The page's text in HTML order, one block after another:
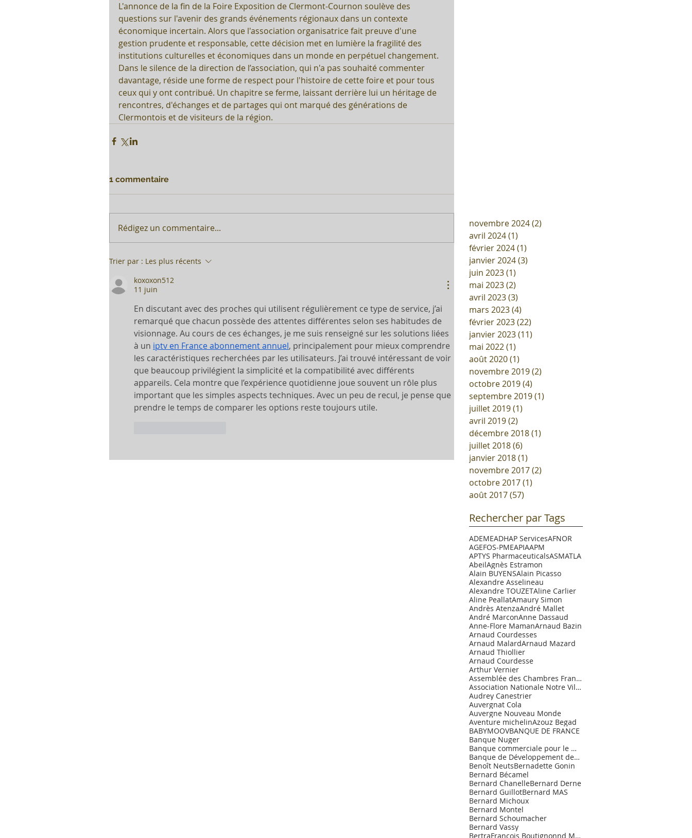
L'annonce de la fin de la Foire Exposition de Clermont-Cournon soulève des
questions sur l'avenir des grands événements régionaux dans un contexte
économique incertain. Alors que l'association organisatrice fait preuve d'une
gestion prudente et responsable, cette décision met en lumière la fragilité des
institutions culturelles et économiques dans un monde en perpétuel changement.
Dans le silence de la direction de l’association, qui n'a pas souhaité commenter
davantage, réside une forme de respect pour l'histoire de cette foire et pour tous
ceux qui y ont contribué. Un chapitre se ferme, laissant derrière lui un héritage de
rencontres, d'échanges et de partages qui ont marqué des générations de
Clermontois et de visiteurs de la région.
1 commentaire
Rédigez un commentaire...
Trier par : Les plus récents
koxoxon512
11 juin
En discutant avec des proches qui utilisent régulièrement ce type de service, j’ai
remarqué que chacun possède des attentes différentes selon ses habitudes de
visionnage. Au cours de ces échanges, je me suis renseigné sur les solutions liées
à un iptv en France abonnement annuel, principalement pour mieux comprendre
les caractéristiques recherchées par les utilisateurs. J’ai trouvé intéressant de voir
que beaucoup privilégient la simplicité et la compatibilité avec différents
appareils. Cela montre que l’expérience quotidienne joue souvent un rôle plus
important que les simples aspects techniques. Avec un peu de recul, je pense que
prendre le temps de comparer les options reste toujours utile.
novembre 2024(2)
avril 2024(1)
février 2024(1)
janvier 2024(3)
juin 2023(1)
mai 2023(2)
avril 2023(3)
mars 2023(4)
février 2023(22)
janvier 2023(11)
mai 2022(1)
août 2020(1)
novembre 2019(2)
octobre 2019(4)
septembre 2019(1)
juillet 2019(1)
avril 2019(2)
décembre 2018(1)
juillet 2018(6)
janvier 2018(1)
novembre 2017(2)
octobre 2017(1)
août 2017(57)
Rechercher par Tags
ADEMEADHAP ServicesAFNOR
AGEFOS-PMEAPIAAPM
APTYS PharmaceuticalsASMATLA
AbeilAgnès Estramon
Alain BUYENSAlain Picasso
Alexandre Asselineau
Alexandre TOUZETAline Carlier
Aline PeallatAmaury Simon
Andrès AtenzaAndré Mallet
André MarconAnne Dassaud
Anne-Flore MamanArnaud Bazin
Arnaud Courdesses
Arnaud MalardArnaud Mazard
Arnaud Thiollier
Arnaud Courdesse
Arthur Vernier
Assemblée des Chambres Françaises de Commerce et d
Association Nationale Notre Village.
Audrey Canestrier
Auvergnat Cola
Auvergne Nouveau Monde
Aventure michelinAzouz Begad
BABYMOOVBANQUE DE FRANCE
Banque Nuger
Banque commerciale pour le Marché de l'Entrepr
Banque de Développement des PME
Benoît NeutsBernadette Gonin
Bernard Bécamel
Bernard ChanelleBernard Derne
Bernard GuillotBernard MAS
Bernard Michoux
Bernard Montel
Bernard Schoumacher
Bernard Vassy
BertraFrançois Boutignonnd Maurice